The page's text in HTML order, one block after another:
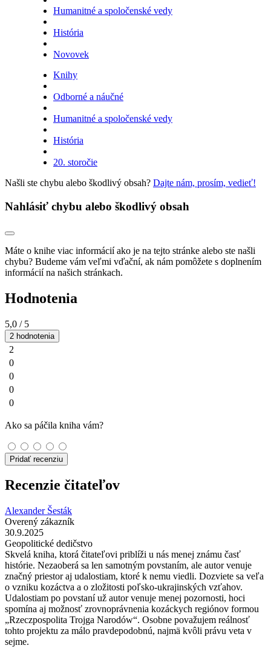
Humanitné a spoločenské vedy
História
Novovek
Knihy
Odborné a náučné
Humanitné a spoločenské vedy
História
20. storočie
Našli ste chybu alebo škodlivý obsah? Dajte nám, prosím, vedieť!
Nahlásiť chybu alebo škodlivý obsah
Máte o knihe viac informácií ako je na tejto stránke alebo ste našli
chybu? Budeme vám veľmi vďační, ak nám pomôžete s doplnením
informácií na našich stránkach.
Hodnotenia
5,0 / 5
2 hodnotenia
2
0
0
0
0
Ako sa páčila kniha vám?
Pridať recenziu
Recenzie čitateľov
Alexander Šesták
Overený zákazník
30.9.2025
Geopolitické dedičstvo
Skvelá kniha, ktorá čitateľovi priblíži u nás menej známu časť
histórie. Nezaoberá sa len samotným povstaním, ale autor venuje
značný priestor aj udalostiam, ktoré k nemu viedli. Dozviete sa veľa
o vzniku kozáctva a o zložitosti poľsko-ukrajinských vzťahov.
Udalostiam po povstaní už autor venuje menej pozornosti, hoci
spomína aj možnosť zrovnoprávnenia kozáckych regiónov formou
„Rzeczpospolita Trojga Narodów“. Osobne považujem reálnosť
tohto projektu za málo pravdepodobnú, najmä kvôli právu veta v
sejme.